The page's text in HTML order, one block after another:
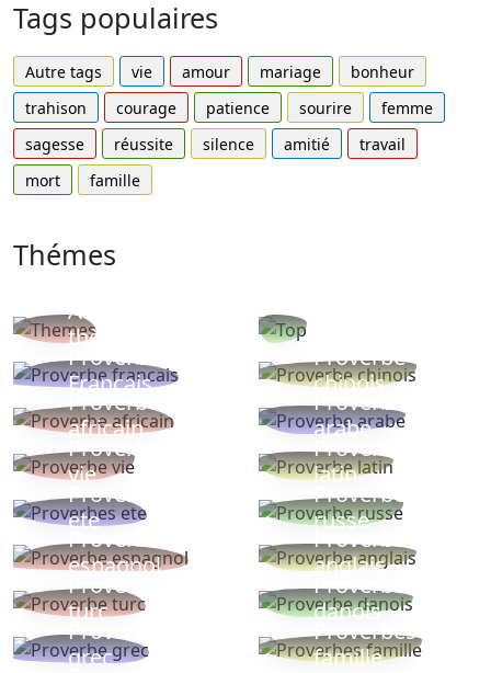
Tags populaires
Autre tags vie amour mariage
bonheur
trahison
courage patience sourire
femme
sagesse
réussite silence amitié
travail
mort
famille
Thémes
Autres
thèmes
Proverbe
Français
Proverbe
chinois
Proverbe
africain
Proverbe
arabe
Proverbe
vie
Proverbe
latin
Proverbes
ete
Proverbe
russe
Proverbe
espagnol
Proverbe
anglais
Proverbe
turc
Proverbe
danois
Proverbe
grec
Proverbes
famille